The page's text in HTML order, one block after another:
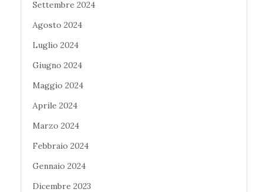
Settembre 2024
Agosto 2024
Luglio 2024
Giugno 2024
Maggio 2024
Aprile 2024
Marzo 2024
Febbraio 2024
Gennaio 2024
Dicembre 2023